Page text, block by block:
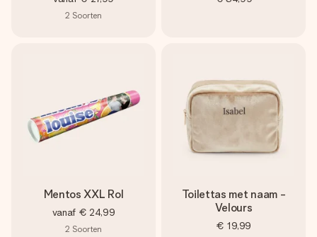
2 Soorten
Mentos XXL Rol
vanaf € 24,99
2 Soorten
Toilettas met naam -
Velours
€ 19,99